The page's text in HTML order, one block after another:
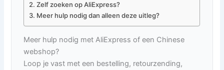
Zelf zoeken op AliExpress?
Meer hulp nodig dan alleen deze uitleg?
Meer hulp nodig met AliExpress of een Chinese
webshop?
Loop je vast met een bestelling, retourzending,